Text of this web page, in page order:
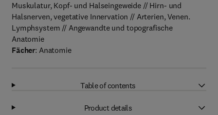
Muskulatur, Kopf- und Halseingeweide // Hirn- und
Halsnerven, vegetative Innervation // Arterien, Venen.
Lymphsystem // Angewandte und topografische
Anatomie
Fächer: Anatomie
Table of contents
Product details